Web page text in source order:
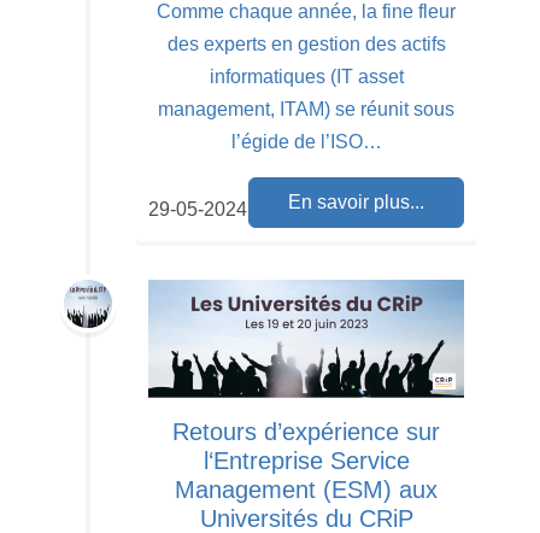
Comme chaque année, la fine fleur
des experts en gestion des actifs
informatiques (IT asset
management, ITAM) se réunit sous
l’égide de l’ISO…
En savoir plus...
29-05-2024
Retours d’expérience sur
l‘Entreprise Service
Management (ESM) aux
Universités du CRiP